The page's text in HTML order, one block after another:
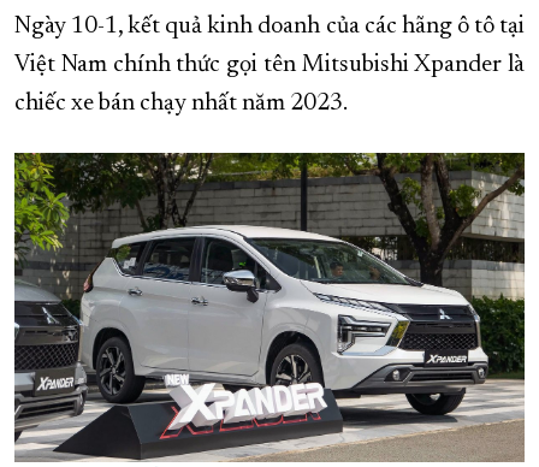
CHUNG TAY CẢI CÁCH HÀNH CHÍNH
XÂY DỰNG NÔNG THÔN MỚI LỊCH CẮT ĐIỆN
TÀU - XE - MÁY BAY
KHOẢNH KHẮC ĐẸP XỨ TRẦM
XÂY DỰNG KHÁNH HÒA TRỞ THÀNH THÀNH PHỐ TRỰC THUỘC
ĐẠI HỘI ĐẢNG CÁC CẤP TRANG CHỦ VỀ BÁO KHÁNH HÒA
Ngày 10-1, kết quả kinh doanh của các hãng ô tô tại
Việt Nam chính thức gọi tên Mitsubishi Xpander là
chiếc xe bán chạy nhất năm 2023.